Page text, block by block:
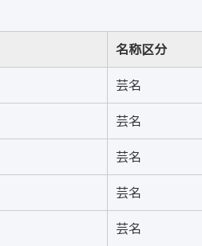
名称区分
芸名
芸名
芸名
芸名
芸名